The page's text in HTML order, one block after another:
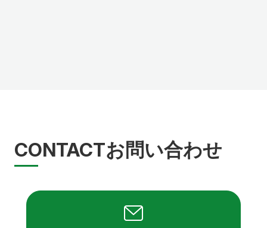
CONTACTお問い合わせ